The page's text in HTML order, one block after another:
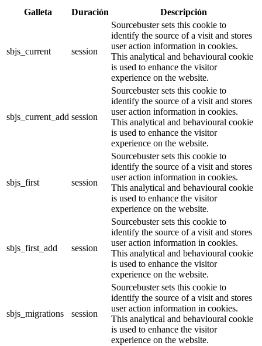
Galleta Duración Descripción
sbjs_current session
Sourcebuster sets this cookie to
identify the source of a visit and stores
user action information in cookies.
This analytical and behavioural cookie
is used to enhance the visitor
experience on the website.
sbjs_current_add session
Sourcebuster sets this cookie to
identify the source of a visit and stores
user action information in cookies.
This analytical and behavioural cookie
is used to enhance the visitor
experience on the website.
sbjs_first session
Sourcebuster sets this cookie to
identify the source of a visit and stores
user action information in cookies.
This analytical and behavioural cookie
is used to enhance the visitor
experience on the website.
sbjs_first_add session
Sourcebuster sets this cookie to
identify the source of a visit and stores
user action information in cookies.
This analytical and behavioural cookie
is used to enhance the visitor
experience on the website.
sbjs_migrations session
Sourcebuster sets this cookie to
identify the source of a visit and stores
user action information in cookies.
This analytical and behavioural cookie
is used to enhance the visitor
experience on the website.